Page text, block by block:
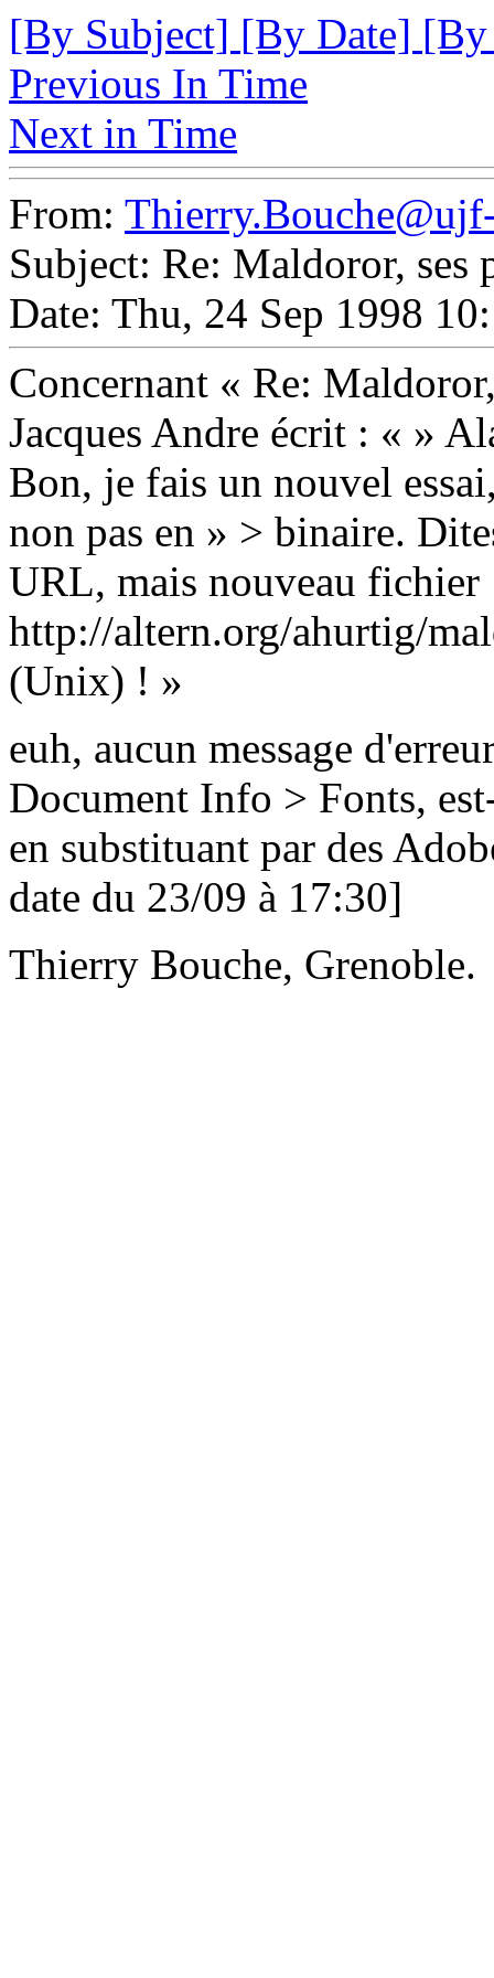
[By Subject] [By Date]
Previous In Time
Next in Time
From:
Subject: Re: Maldoror, ses
Date: Thu, 24 Sep 1998
Concernant « Re:
Jacques Andre écrit : « »
Bon, je fais un nouvel
non pas en » > binaire.
URL, mais nouveau fichier
http://altern.org/ahurtig/
(Unix) ! »
euh, aucun message
Document Info > Fonts,
en substituant par des
date du 23/09 à 17:30]
Thierry Bouche, Grenoble.